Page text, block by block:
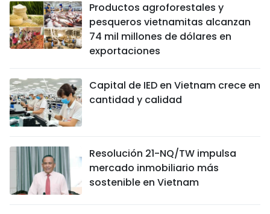
Productos agroforestales y
pesqueros vietnamitas alcanzan
74 mil millones de dólares en
exportaciones
Capital de IED en Vietnam crece en
cantidad y calidad
Resolución 21-NQ/TW impulsa
mercado inmobiliario más
sostenible en Vietnam